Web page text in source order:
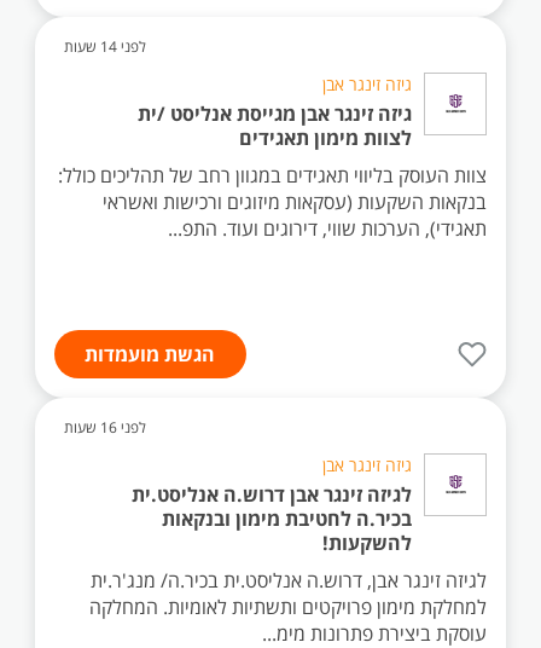
לפני 14 שעות
גיזה זינגר אבן
גיזה זינגר אבן מגייסת אנליסט /ית
לצוות מימון תאגידים
צוות העוסק בליווי תאגידים במגוון רחב של תהליכים כולל:
בנקאות השקעות (עסקאות מיזוגים ורכישות ואשראי
תאגידי), הערכות שווי, דירוגים ועוד. התפ...
הגשת מועמדות
לפני 16 שעות
גיזה זינגר אבן
לגיזה זינגר אבן דרוש.ה אנליסט.ית
בכיר.ה לחטיבת מימון ובנקאות
להשקעות!
לגיזה זינגר אבן, דרוש.ה אנליסט.ית בכיר.ה/ מנג'ר.ית
למחלקת מימון פרויקטים ותשתיות לאומיות. המחלקה
עוסקת ביצירת פתרונות מימ...